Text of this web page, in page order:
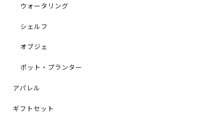
ウォータリング
シェルフ
オブジェ
ポット・プランター
アパレル
ギフトセット